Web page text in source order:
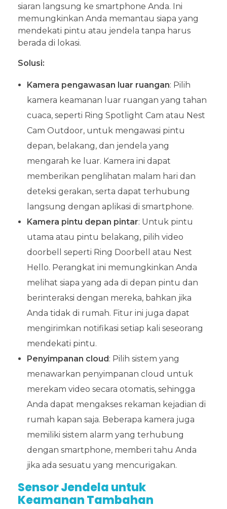
siaran langsung ke smartphone Anda. Ini
memungkinkan Anda memantau siapa yang
mendekati pintu atau jendela tanpa harus
berada di lokasi.
Solusi:
Kamera pengawasan luar ruangan: Pilih
kamera keamanan luar ruangan yang tahan
cuaca, seperti Ring Spotlight Cam atau Nest
Cam Outdoor, untuk mengawasi pintu
depan, belakang, dan jendela yang
mengarah ke luar. Kamera ini dapat
memberikan penglihatan malam hari dan
deteksi gerakan, serta dapat terhubung
langsung dengan aplikasi di smartphone.
Kamera pintu depan pintar: Untuk pintu
utama atau pintu belakang, pilih video
doorbell seperti Ring Doorbell atau Nest
Hello. Perangkat ini memungkinkan Anda
melihat siapa yang ada di depan pintu dan
berinteraksi dengan mereka, bahkan jika
Anda tidak di rumah. Fitur ini juga dapat
mengirimkan notifikasi setiap kali seseorang
mendekati pintu.
Penyimpanan cloud : Pilih sistem yang
menawarkan penyimpanan cloud untuk
merekam video secara otomatis, sehingga
Anda dapat mengakses rekaman kejadian di
rumah kapan saja. Beberapa kamera juga
memiliki sistem alarm yang terhubung
dengan smartphone, memberi tahu Anda
jika ada sesuatu yang mencurigakan.
Sensor Jendela untuk
Keamanan Tambahan